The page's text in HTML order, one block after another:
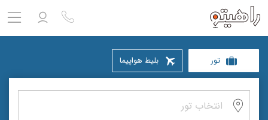
حساب کاربری ندارید؟ثبت نامکنید
تور بلیط هواپیما
انتخاب تور